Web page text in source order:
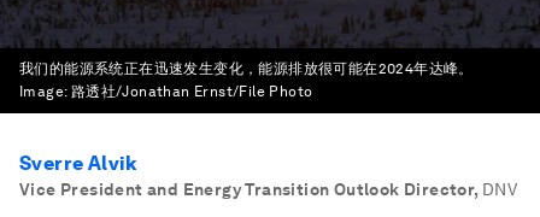
我们的能源系统正在迅速发生变化，能源排放很可能在2024年达峰。
Image: 路透社/Jonathan Ernst/File Photo
Sverre Alvik
Vice President and Energy Transition Outlook Director, DNV